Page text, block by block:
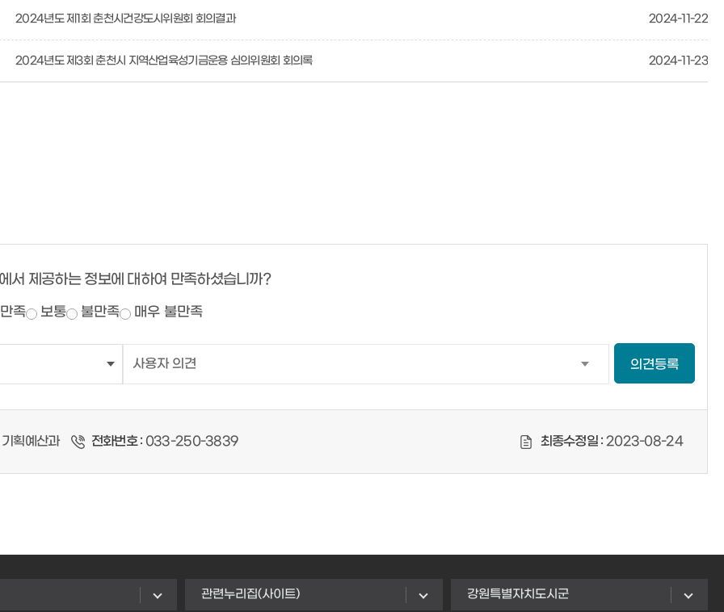
2024년도 제1회 춘천시건강도시위원회 회의결과 2024-11-22
2024년도 제3회 춘천시 지역산업육성기금운용 심의위원회 회의록 2024-11-23
서 제공하는 정보에 대하여 만족하셨습니까?
만족 보통 불만족 매우 불만족
의견등록
획예산과 전화번호 : 033-250-3839 최종수정일 : 2023-08-24
관련누리집(사이트) 강원특별자치도시군